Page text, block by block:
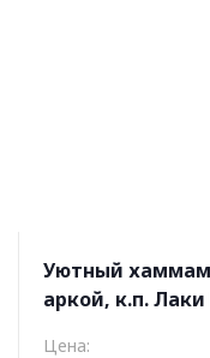
Уютный хаммам
аркой, к.п.
Цена: